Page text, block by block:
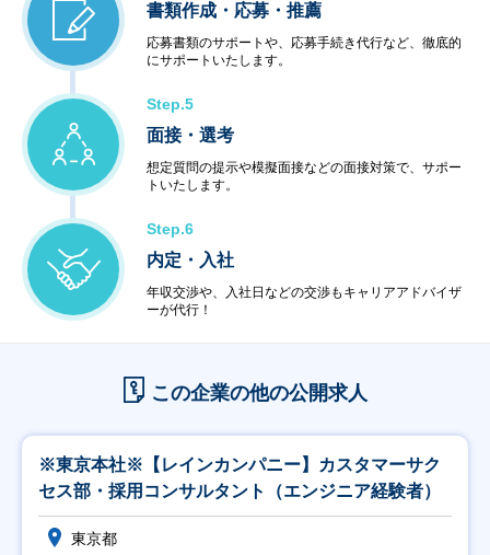
書類作成・応募・推薦
応募書類のサポートや、応募手続き代行など、徹底的
にサポートいたします。
Step.5
面接・選考
想定質問の提示や模擬面接などの面接対策で、サポー
トいたします。
Step.6
内定・入社
年収交渉や、入社日などの交渉もキャリアアドバイザ
ーが代行！
この企業の他の公開求人
※東京本社※【レインカンパニー】カスタマーサク
セス部・採用コンサルタント（エンジニア経験者）
東京都